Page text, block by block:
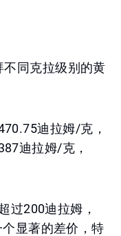
同克拉级别的黄
迪拉姆/克，
迪拉姆/克，
过200迪拉姆，
显著的差价，特